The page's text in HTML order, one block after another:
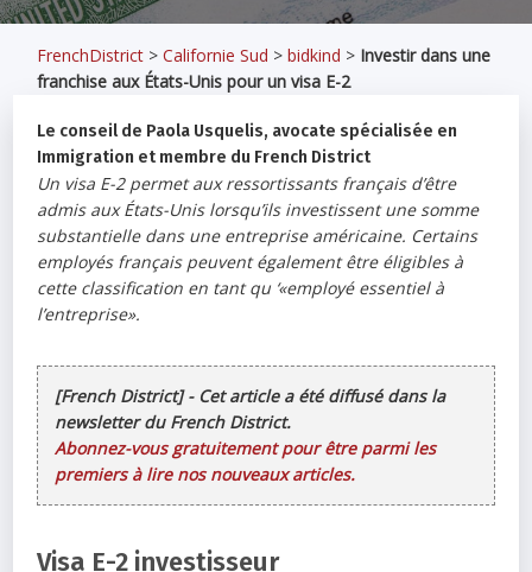
FrenchDistrict >Californie Sud >bidkind > Investir dans une
franchise aux États-Unis pour un visa E-2
Le conseil de Paola Usquelis, avocate spécialisée en
Immigration et membre du French District
Un visa E-2 permet aux ressortissants français d’être
admis aux États-Unis lorsqu’ils investissent une somme
substantielle dans une entreprise américaine. Certains
employés français peuvent également être éligibles à
cette classification en tant qu ‘«employé essentiel à
l’entreprise».
[French District] - Cet article a été diffusé dans la
newsletter du French District.
Abonnez-vous gratuitement pour être parmi les
premiers à lire nos nouveaux articles.
Visa E-2 investisseur